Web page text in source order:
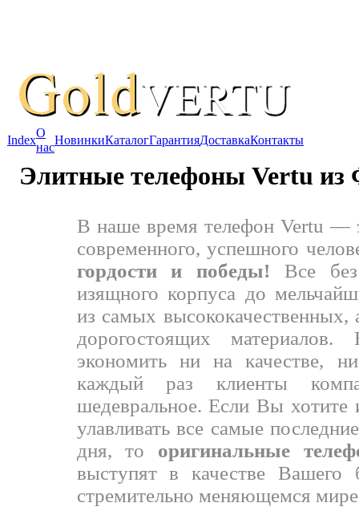
Index
О
нас
НовинкиКаталогГарантияДоставкаКонтакты
Элитные телефоны Vertu из
В наше время телефон Vertu —
современного, успешного
гордости и победы! Все
изящного корпуса до
из самых высококачественных,
дорогостоящих
экономить ни на качестве,
каждый раз клиенты
шедевральное. Если Вы хотите
улавливать все самые
дня, то оригинальные
выступят в качестве Вашего
стремительно меняющемся